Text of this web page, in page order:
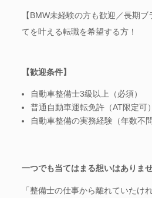
【BMW未経験の方も歓迎／長期
てを叶える転職を希望する方！
【歓迎条件】
自動車整備士3級以上（必須）
普通自動車運転免許（AT限定可）
自動車整備の実務経験（年数不問
一つでも当てはまる想いはありま
「整備士の仕事から離れていたけ